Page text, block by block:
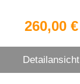
260,00 €
Detailansicht